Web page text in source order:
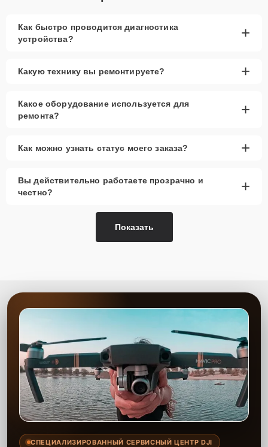
Как быстро проводится диагностика
устройства?
+
Какую технику вы ремонтируете? +
Какое оборудование используется для
ремонта?
+
Как можно узнать статус моего заказа? +
Вы действительно работаете прозрачно и
честно?
+
Показать
СПЕЦИАЛИЗИРОВАННЫЙ СЕРВИСНЫЙ ЦЕНТР DJI